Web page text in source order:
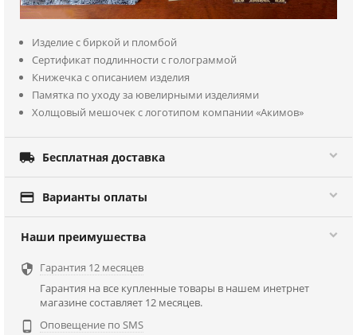
Изделие с биркой и пломбой
Сертификат подлинности с голограммой
Книжечка с описанием изделия
Памятка по уходу за ювелирными изделиями
Холщовый мешочек с логотипом компании «Акимов»
 Бесплатная доставка
 Варианты оплаты
Наши преимушества
 Гарантия 12 месяцев
Гарантия на все купленные товары в нашем инетрнет
магазине составляет 12 месяцев.

Оповещение по SMS